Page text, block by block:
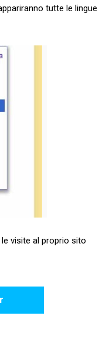
tutte le lingue
visite al proprio sito